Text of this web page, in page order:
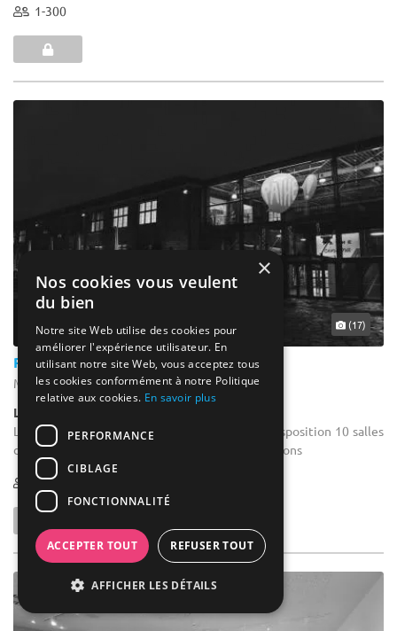
1-300
(17)
Pathé Genk
Maasmechelen - Limbourg (VLI)
Lieu Atypique / Cinéma
Location salle de formation : Nous mettons à disposition 10 salles
de cinéma et un foyer pour accueillir des réceptions
1-342
×
Nos cookies vous veulent
du bien
Notre site Web utilise des cookies pour
améliorer l'expérience utilisateur. En
utilisant notre site Web, vous acceptez tous
les cookies conformément à notre Politique
relative aux cookies. En savoir plus
PERFORMANCE
CIBLAGE
FONCTIONNALITÉ
ACCEPTER TOUT REFUSER TOUT
AFFICHER LES DÉTAILS